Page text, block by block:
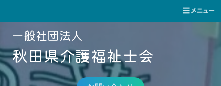
一般社団法人
秋田県介護福祉士会